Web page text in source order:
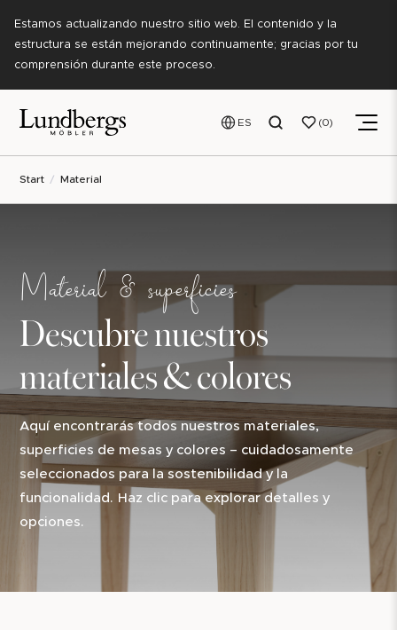
Estamos actualizando nuestro sitio web. El contenido y la
estructura se están mejorando continuamente; gracias por tu
comprensión durante este proceso.
ES 0
Start Material
Material & superficies
Descubre nuestros
materiales & colores
Aquí encontrarás todos nuestros materiales,
superficies de mesas y colores – cuidadosamente
seleccionados para la sostenibilidad y la
funcionalidad. Haz clic para explorar detalles y
opciones.